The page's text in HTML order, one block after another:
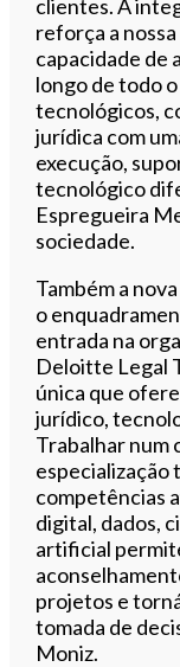
clientes. A
reforça a
capacidade de
longo de todo
tecnológicos,
jurídica com
execução,
tecnológico
Espregueira
sociedade.
Também a
o
entrada na
Deloitte Legal
única que
jurídico,
Trabalhar
especialização
competências
digital, dados,
artificial
projetos e
tomada de
Moniz.